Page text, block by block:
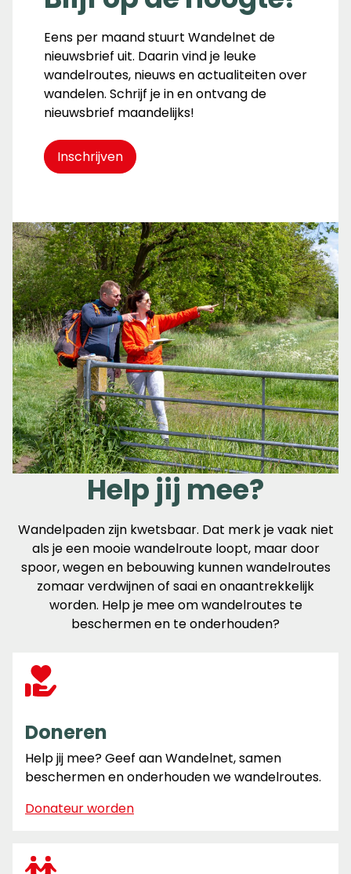
Eens per maand stuurt Wandelnet de
nieuwsbrief uit. Daarin vind je leuke
wandelroutes, nieuws en actualiteiten over
wandelen. Schrijf je in en ontvang de
nieuwsbrief maandelijks!
Inschrijven
Help jij mee?
Wandelpaden zijn kwetsbaar. Dat merk je vaak niet
als je een mooie wandelroute loopt, maar door
spoor, wegen en bebouwing kunnen wandelroutes
zomaar verdwijnen of saai en onaantrekkelijk
worden. Help je mee om wandelroutes te
beschermen en te onderhouden?
Doneren
Help jij mee? Geef aan Wandelnet, samen
beschermen en onderhouden we wandelroutes.
Donateur worden